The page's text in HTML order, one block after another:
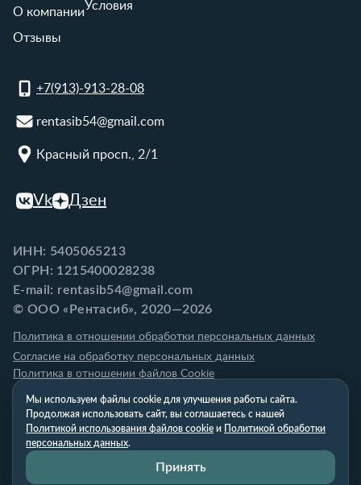
О компании
Отзывы
Условия
+7(913)-913-28-08
rentasib54@gmail.com
Красный просп., 2/1
Vk Дзен
ИНН: 5405065213
ОГРН: 1215400028238
E-mail: rentasib54@gmail.com
© ООО «Рентасиб», 2020—2026
Политика в отношении обработки персональных данных
Согласие на обработку персональных данных
Политика в отношении файлов Cookie
Мы используем файлы cookie для улучшения работы сайта.
Продолжая использовать сайт, вы соглашаетесь с нашей
Политикой использования файлов cookie и Политикой обработки
персональных данных.
Принять